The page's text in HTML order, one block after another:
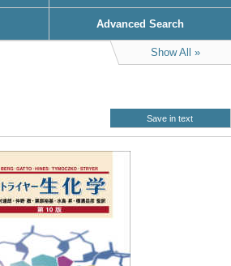
Advanced Search
Show All
Save in text